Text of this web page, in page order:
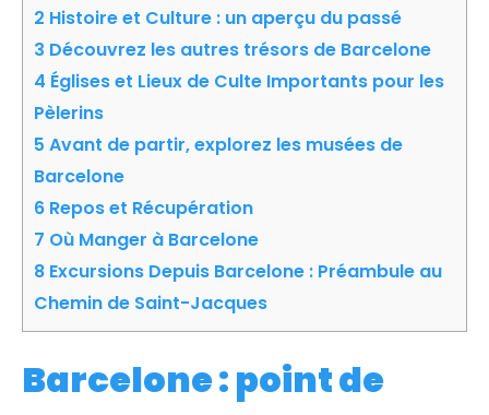
2 Histoire et Culture : un aperçu du passé
3 Découvrez les autres trésors de Barcelone
4 Églises et Lieux de Culte Importants pour les
Pèlerins
5 Avant de partir, explorez les musées de
Barcelone
6 Repos et Récupération
7 Où Manger à Barcelone
8 Excursions Depuis Barcelone : Préambule au
Chemin de Saint-Jacques
Barcelone : point de